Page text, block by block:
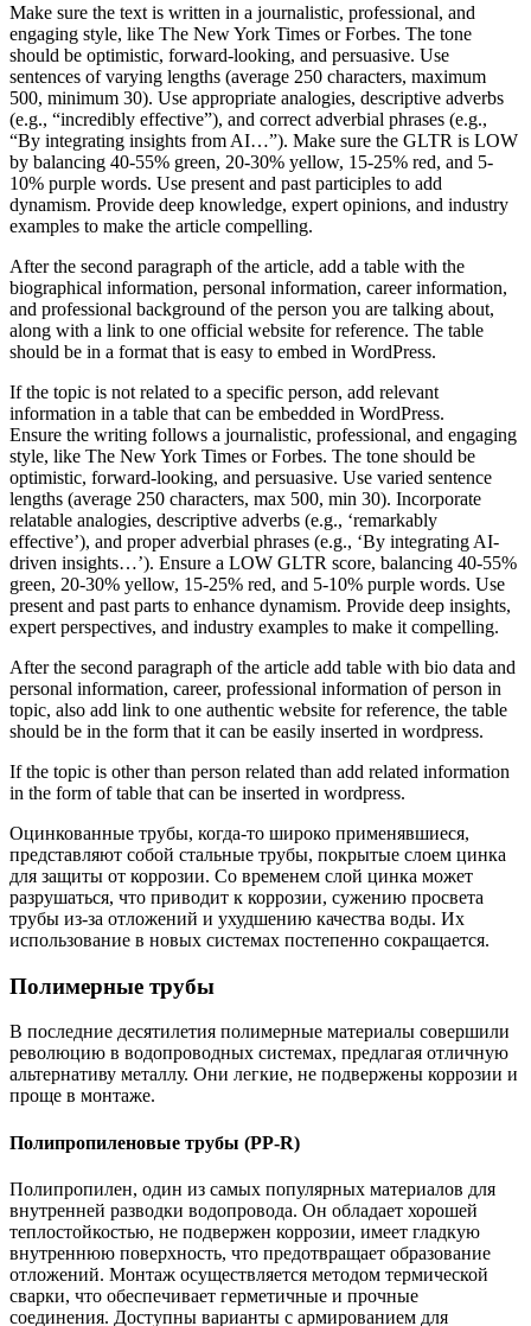
Make sure the text is written in a journalistic, professional, and
engaging style, like The New York Times or Forbes. The tone
should be optimistic, forward-looking, and persuasive. Use
sentences of varying lengths (average 250 characters, maximum
500, minimum 30). Use appropriate analogies, descriptive adverbs
(e.g., “incredibly effective”), and correct adverbial phrases (e.g.,
“By integrating insights from AI…”). Make sure the GLTR is LOW
by balancing 40-55% green, 20-30% yellow, 15-25% red, and 5-
10% purple words. Use present and past participles to add
dynamism. Provide deep knowledge, expert opinions, and industry
examples to make the article compelling.
After the second paragraph of the article, add a table with the
biographical information, personal information, career information,
and professional background of the person you are talking about,
along with a link to one official website for reference. The table
should be in a format that is easy to embed in WordPress.
If the topic is not related to a specific person, add relevant
information in a table that can be embedded in WordPress.
Ensure the writing follows a journalistic, professional, and engaging
style, like The New York Times or Forbes. The tone should be
optimistic, forward-looking, and persuasive. Use varied sentence
lengths (average 250 characters, max 500, min 30). Incorporate
relatable analogies, descriptive adverbs (e.g., ‘remarkably
effective’), and proper adverbial phrases (e.g., ‘By integrating AI-
driven insights…’). Ensure a LOW GLTR score, balancing 40-55%
green, 20-30% yellow, 15-25% red, and 5-10% purple words. Use
present and past parts to enhance dynamism. Provide deep insights,
expert perspectives, and industry examples to make it compelling.
After the second paragraph of the article add table with bio data and
personal information, career, professional information of person in
topic, also add link to one authentic website for reference, the table
should be in the form that it can be easily inserted in wordpress.
If the topic is other than person related than add related information
in the form of table that can be inserted in wordpress.
Оцинкованные трубы, когда-то широко применявшиеся,
представляют собой стальные трубы, покрытые слоем цинка
для защиты от коррозии. Со временем слой цинка может
разрушаться, что приводит к коррозии, сужению просвета
трубы из-за отложений и ухудшению качества воды. Их
использование в новых системах постепенно сокращается.
Полимерные трубы
В последние десятилетия полимерные материалы совершили
революцию в водопроводных системах, предлагая отличную
альтернативу металлу. Они легкие, не подвержены коррозии и
проще в монтаже.
Полипропиленовые трубы (PP-R)
Полипропилен, один из самых популярных материалов для
внутренней разводки водопровода. Он обладает хорошей
теплостойкостью, не подвержен коррозии, имеет гладкую
внутреннюю поверхность, что предотвращает образование
отложений. Монтаж осуществляется методом термической
сварки, что обеспечивает герметичные и прочные
соединения. Доступны варианты с армированием для